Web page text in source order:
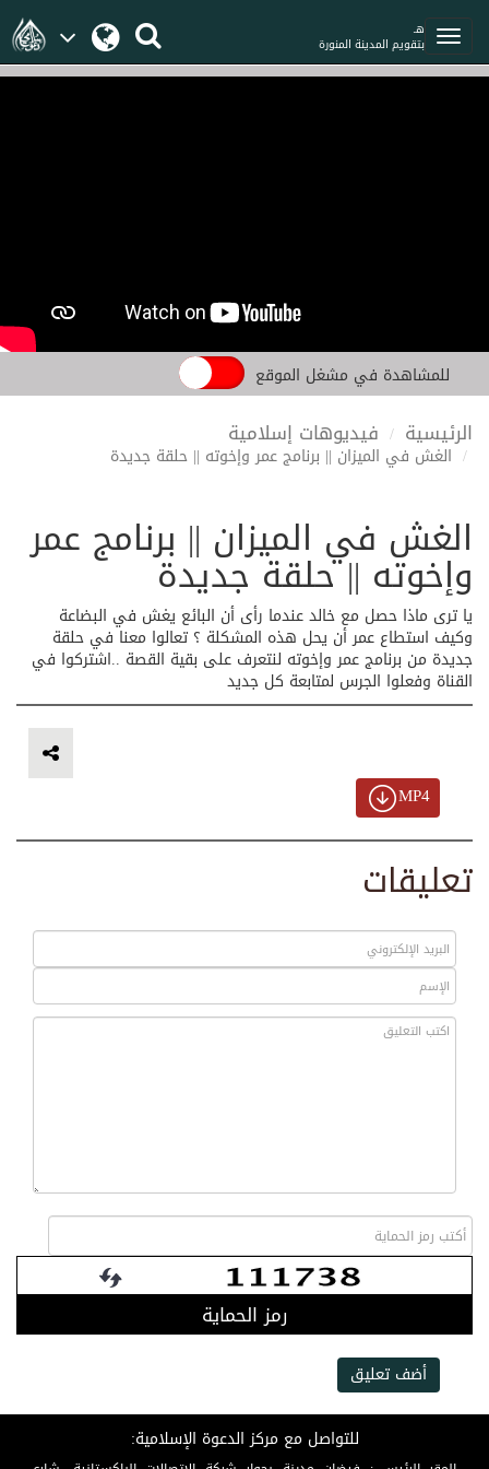
هـ
بتقويم المدينة المنورة
للمشاهدة في مشغل الموقع
الرئيسية فيديوهات إسلامية
الغش في الميزان || برنامج عمر وإخوته || حلقة جديدة
الغش في الميزان || برنامج عمر
وإخوته || حلقة جديدة
يا ترى ماذا حصل مع خالد عندما رأى أن البائع يغش في البضاعة
وكيف استطاع عمر أن يحل هذه المشكلة ؟ تعالوا معنا في حلقة
جديدة من برنامج عمر وإخوته لنتعرف على بقية القصة ..اشتركوا في
القناة وفعلوا الجرس لمتابعة كل جديد
MP4
تعليقات
رمز الحماية
أضف تعليق
للتواصل مع مركز الدعوة الإسلامية: